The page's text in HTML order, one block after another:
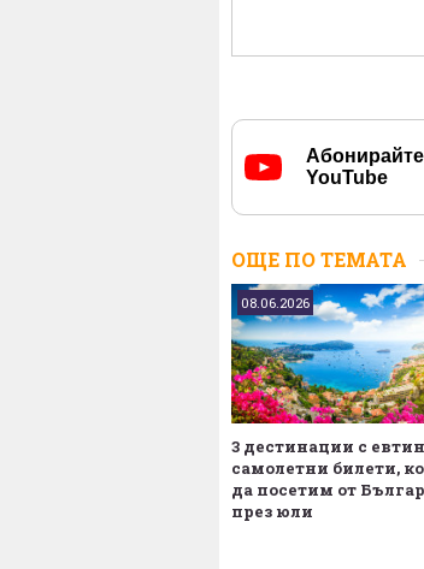
YouTube
ОЩЕ ПО ТЕМАТА
08.06.2026
3 дестинации с
самолетни билети,
да посетим от
през юли